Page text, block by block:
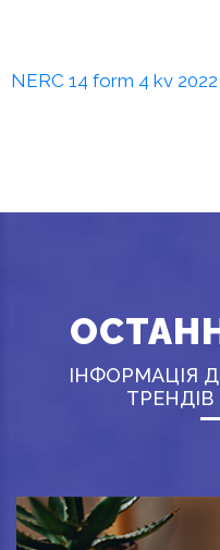
NERC 14 form 4 kv 2022
ІНФОРМАЦІЯ
ТРЕНДІВ